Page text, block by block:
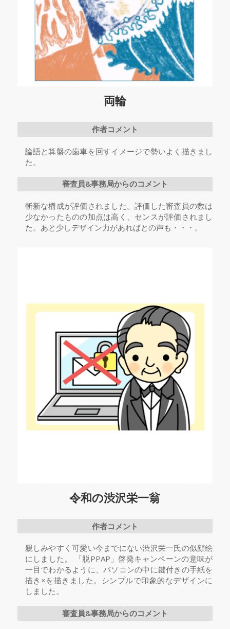
両輪
作者コメント
論語と算盤の歯車を回すイメージで勢いよく描きまし
た。
審査員&事務局からのコメント
斬新な構成が評価されました。評価した審査員の数は
少なかったものの加点は高く、センスが評価されまし
た。あと少しデザイン力があればとの声も・・・。
令和の渋沢栄一翁
作者コメント
親しみやすく可愛い今までにない渋沢栄一氏の似顔絵
にしました。 「脱PPAP」啓発キャンペーンの意味が
一目でわかるように、パソコンの中に鍵付きの手紙を
描き×を描きました。シンプルで印象的なデザインに
しました。
審査員&事務局からのコメント